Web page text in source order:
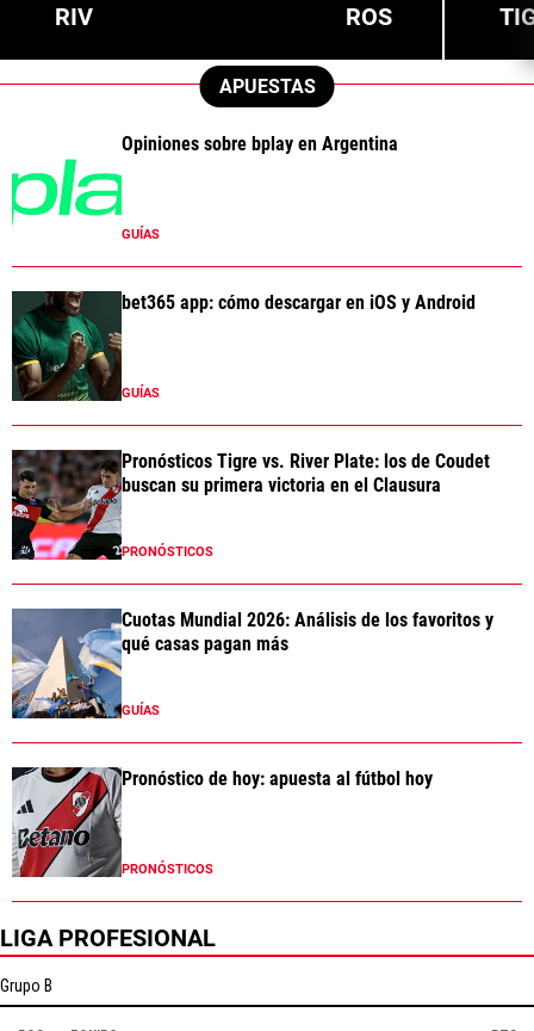
RIV ROS
APUESTAS
Opiniones sobre bplay en Argentina
GUÍAS
bet365 app: cómo descargar en iOS y Android
GUÍAS
Pronósticos Tigre vs. River Plate: los de Coudet
buscan su primera victoria en el Clausura
PRONÓSTICOS
Cuotas Mundial 2026: Análisis de los favoritos y
qué casas pagan más
GUÍAS
Pronóstico de hoy: apuesta al fútbol hoy
PRONÓSTICOS
LIGA PROFESIONAL